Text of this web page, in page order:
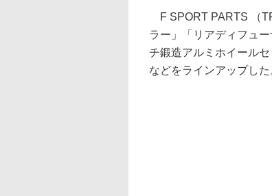
F SPORT PARTS （
ラー」「リアディフュ
チ鍛造アルミホイール
などをラインアップした